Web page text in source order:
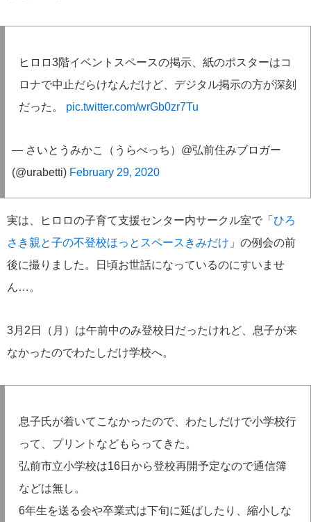
ヒロロ3階イベントスペースの掲示、紙のポスターはコ
ロナで中止だらけなんだけど、デジタル掲示の方が深刻
だった。 pic.twitter.com/wrGb0zr7Tu
— さいとうみかこ（うらべっち）@弘前住みブロガー
(@urabetti) February 29, 2020
実は、ヒロロの子育て支援センター内サークル室で「 ひろ
さき親と子の不登校ほっとスペースきみだけ 」の例会の前
後に撮りました。日頃お世話になっているのにすいませ
ん…。
3月2日（月）は午前中のみ登校日だったけれど、息子が来
なかったのでわたしだけ学校へ。
息子氏が着いてこなかったので、わたしだけで小学校行
って、プリントなどもらってきた。
弘前市立小学校は16日から登校再開予定なので通信簿
などは無し。
6年生を送る会や卒業式は下旬に延ばしたり、縮小しな